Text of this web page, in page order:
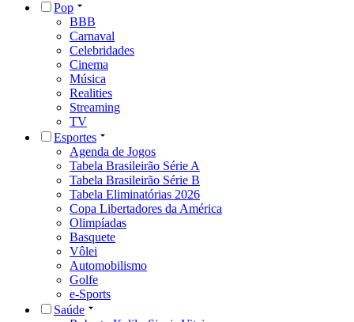
Pop
BBB
Carnaval
Celebridades
Cinema
Música
Realities
Streaming
TV
Esportes
Agenda de Jogos
Tabela Brasileirão Série A
Tabela Brasileirão Série B
Tabela Eliminatórias 2026
Copa Libertadores da América
Olimpíadas
Basquete
Vôlei
Automobilismo
Golfe
e-Sports
Saúde